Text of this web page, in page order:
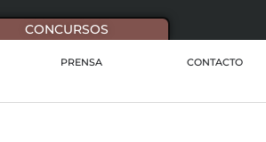
CONCURSOS
PRENSA CONTACTO